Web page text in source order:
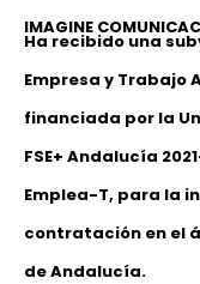
IMAGINE
Ha recibido una
Empresa y Trabajo
financiada por la
FSE+ Andalucía
Emplea-T, para la
contratación en el
de Andalucía.